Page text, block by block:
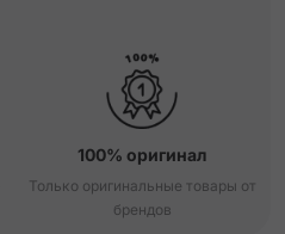
100% оригинал
Только оригинальные товары от
брендов